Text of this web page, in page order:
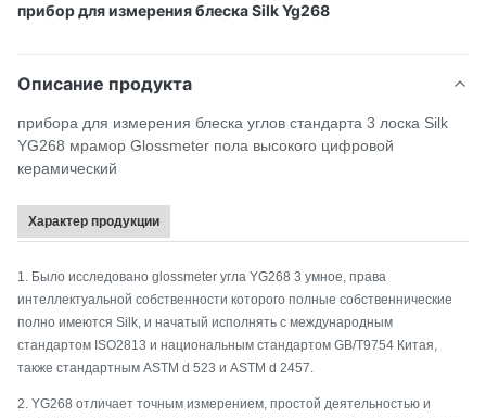
прибор для измерения блеска Silk Yg268
Описание продукта
прибора для измерения блеска углов стандарта 3 лоска Silk
YG268 мрамор Glossmeter пола высокого цифровой
керамический
Характер продукции
1. Было исследовано glossmeter угла YG268 3 умное, права
интеллектуальной собственности которого полные собственнические
полно имеются Silk, и начатый исполнять с международным
стандартом ISO2813 и национальным стандартом GB/T9754 Китая,
также стандартным ASTM d 523 и ASTM d 2457.
2. YG268 отличает точным измерением, простой деятельностью и